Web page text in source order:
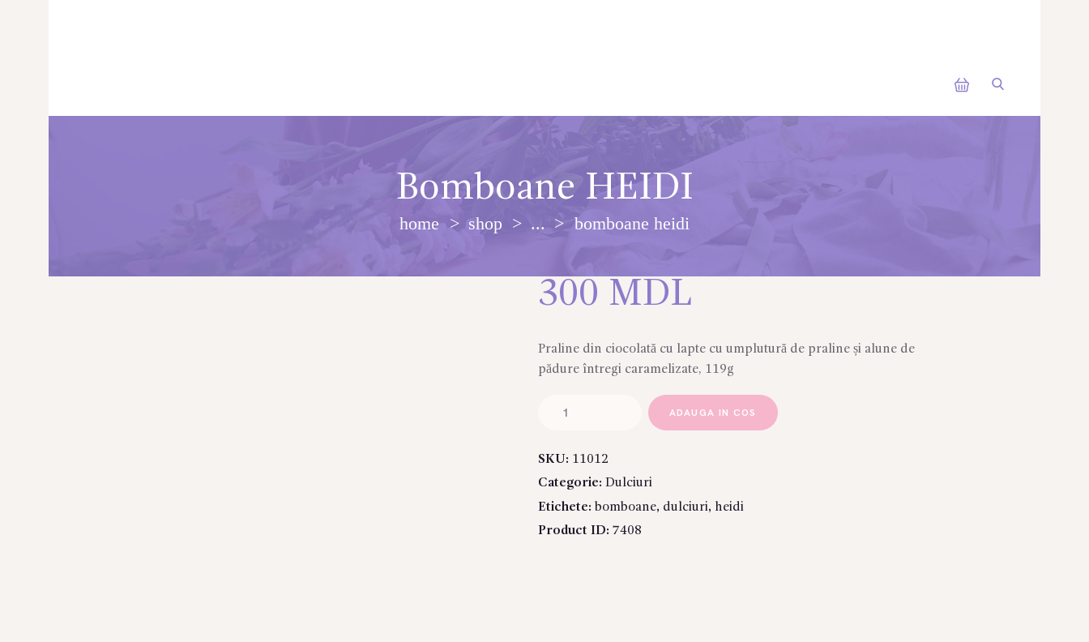
Bomboane HEIDI
home shop ... bomboane heidi
300 MDL
Praline din ciocolată cu lapte cu umplutură de praline și alune de
pădure întregi caramelizate, 119g
ADAUGA IN COS
SKU: 11012
Categorie: Dulciuri
Etichete: bomboane, dulciuri, heidi
Product ID: 7408